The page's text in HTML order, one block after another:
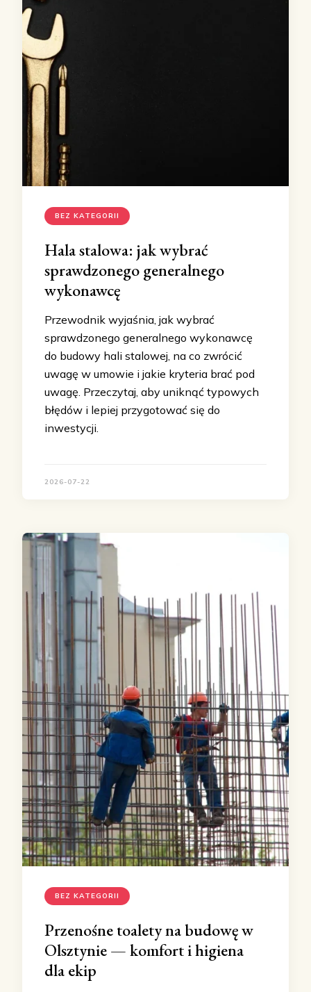
BEZ KATEGORII
Hala stalowa: jak wybrać
sprawdzonego generalnego
wykonawcę
Przewodnik wyjaśnia, jak wybrać
sprawdzonego generalnego wykonawcę
do budowy hali stalowej, na co zwrócić
uwagę w umowie i jakie kryteria brać pod
uwagę. Przeczytaj, aby uniknąć typowych
błędów i lepiej przygotować się do
inwestycji.
2026-07-22
BEZ KATEGORII
Przenośne toalety na budowę w
Olsztynie — komfort i higiena
dla ekip